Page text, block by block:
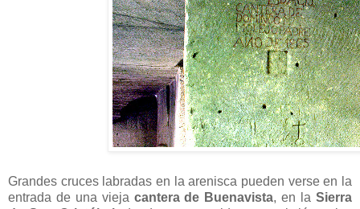
Grandes cruces labradas en la arenisca pueden verse en la
entrada de una vieja cantera de Buenavista, en laSierra